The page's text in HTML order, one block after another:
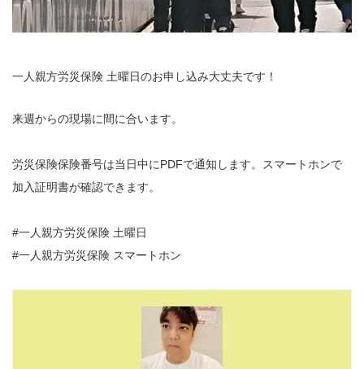
一人親方労災保険 土曜日のお申し込み大丈夫です！
来週からの現場に間に合います。
労災保険保険番号は当日中にPDFで通知します。スマートホンで
加入証明書が確認できます。
#一人親方労災保険 土曜日
#一人親方労災保険 スマートホン